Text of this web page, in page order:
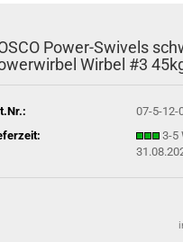
Power-Swivels
Wirbel #3
07-5-12-
3-5